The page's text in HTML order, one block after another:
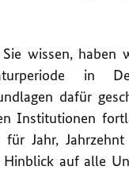
wissen, haben
in
dafür
Institutionen
Jahr,
Hinblick auf alle